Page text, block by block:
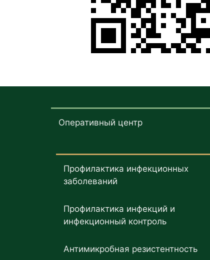
Оперативный центр
Профилактика инфекционных
заболеваний
Профилактика инфекций и
инфекционный контроль
Антимикробная резистентность